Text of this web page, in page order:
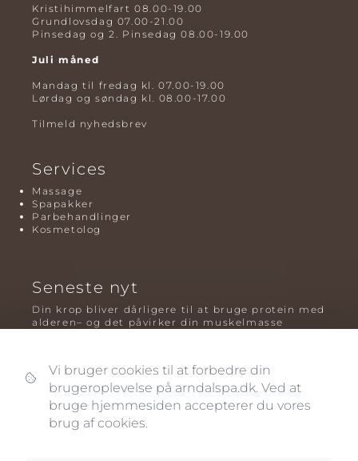
Kristihimmelfart 08.00-19.00
Grundlovsdag 07.00-21.00
Pinsedag og 2. Pinsedag 08.00-19.00
Juli måned
Mandag til fredag kl. 07.00-19.00
Lørdag og søndag kl. 08.00-17.00
Tilmeld nyhedsbrev
Services
Massage
Spapakker
Parbehandlinger
Kosmetolog
Seneste nyt
Din krop bliver dårligere til at bruge protein med
alderen– og det påvirker din muskelmasse
Plyometrisk træning: hvorfor hop kan være noget
af det mest oversete for knogler og power – før
og efter overgangsalderen
Vi bruger cookies til at forbedre din
brugeroplevelse på arndalspa.dk. Ved at
bruge hjemmesiden accepterer du vores
brug af cookies.